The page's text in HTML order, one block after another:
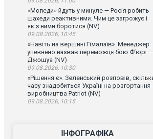
«Мопеди» йдуть у минуле — Росія робить
шахеди реактивними. Чим це загрожує і
як з ними боротися (NV)
09.08.2026, 10:45
«Навіть на вершині Гімалаїв». Менеджер
упевнено назвав переможця бою Ф’юрі —
Джошуа (NV)
09.08.2026, 10:30
«Рішення є». Зеленський розповів,
часу знадобиться Україні на розгортання
виробництва Patriot (NV)
09.08.2026, 10:15
ІНФОГРАФІКА